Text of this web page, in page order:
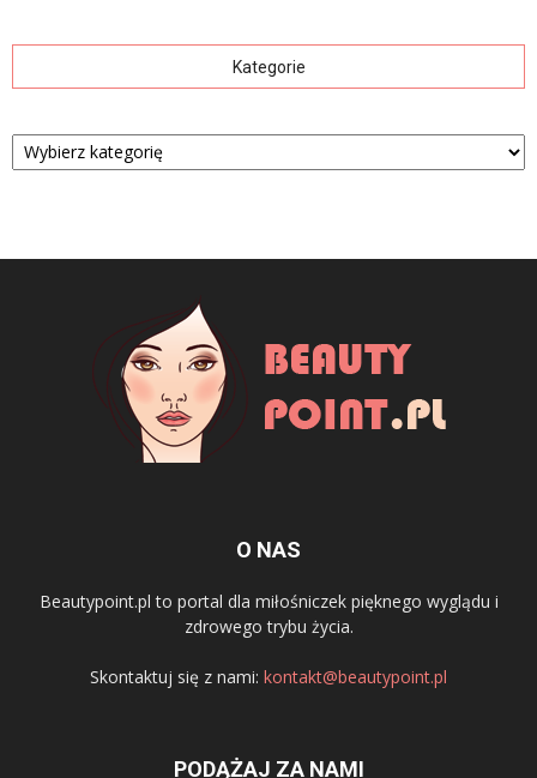
Kategorie
Kategorie
O NAS
Beautypoint.pl to portal dla miłośniczek pięknego wyglądu i
zdrowego trybu życia.
Skontaktuj się z nami: kontakt@beautypoint.pl
PODĄŻAJ ZA NAMI